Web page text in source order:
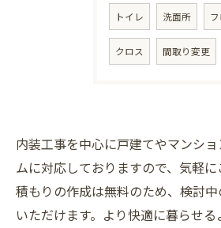
トイレ 洗面所
クロス 間取り変更
内装工事を中心に戸建てやマンシ
ムに対応しておりますので、気軽
積もりの作成は無料のため、検討
いただけます。より快適に暮らせ
お問い合わせはこち